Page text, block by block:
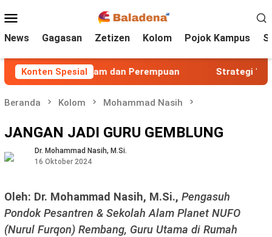
ke
kontenMobile
News Gagasan Zetizen Kolom Pojok Kampus
Konten Spesial
Alam dan Perempuan Strategi ‘Green
Beranda Kolom Mohammad Nasih
JANGAN JADI GURU GEMBLUNG
Dr. Mohammad Nasih, M.Si.
16 Oktober 2024
Oleh: Dr. Mohammad Nasih, M.Si., Pengasuh
Pondok Pesantren & Sekolah Alam Planet NUFO
(Nurul Furqon) Rembang, Guru Utama di Rumah